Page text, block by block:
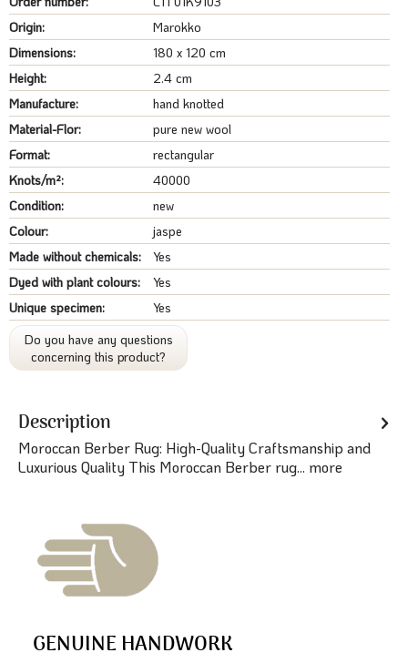
Origin:
Marokko
Dimensions:
180 x 120 cm
Height:
2.4 cm
Manufacture:
hand knotted
Material-Flor:
pure new wool
Format:
rectangular
Knots/m²:
40000
Condition:
new
Colour:
jaspe
Made without chemicals:
Yes
Dyed with plant colours:
Yes
Unique specimen:
Yes
Do you have any questions
concerning this product?
Description
Moroccan Berber Rug: High-Quality Craftsmanship and
Luxurious Quality This Moroccan Berber rug... more
GENUINE HANDWORK